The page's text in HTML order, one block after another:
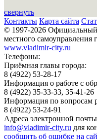
свернуть
Контакты Карта сайта
© 1997-2026 Официальный
местного самоуправления
www.vladimir-city.ru
Телефоны:
Приёмная главы города:
8 (4922) 53-28-17
Информация о работе с
8 (4922) 35-33-33, 35-41-26
Информация по вопросам
8 (4922) 53-24-91
Адреса электронной
info@vladimir-city.ru для
сообщить об ошибке на